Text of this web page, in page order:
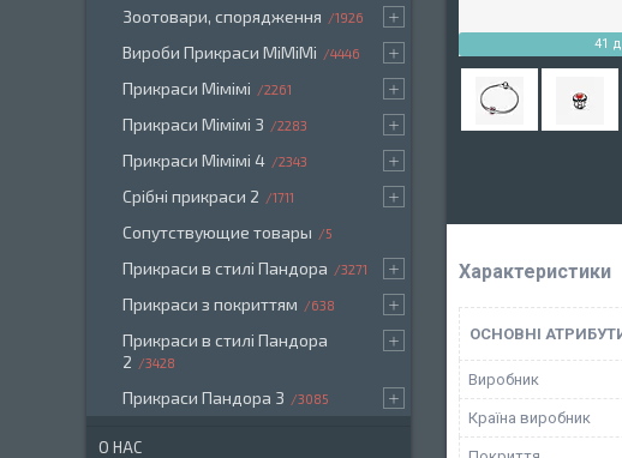
41
Характеристики
ОСНОВНІ
Виробник
Країна виробник
Зоотовари, спорядження 1926
Вироби Прикраси МіМіМі 4446
Прикраси Мімімі 2261
Прикраси Мімімі 3 2283
Прикраси Мімімі 4 2343
Срібні прикраси 2 1711
Сопутствующие товары 5
Прикраси в стилі Пандора 3271
Прикраси з покриттям 638
Прикраси в стилі Пандора
2
3428
Прикраси Пандора 3 3085
О НАС